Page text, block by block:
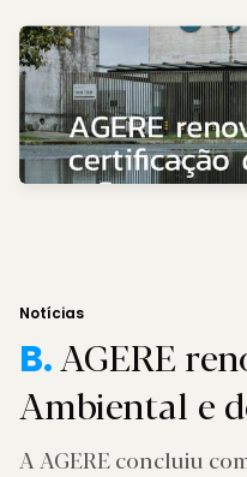
Notícias
B.AGERE
Ambiental e
A AGERE concluiu